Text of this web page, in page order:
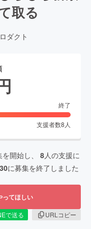
取る
ダクト
終了
支援者数8 人
開始し、 8人の支援に
に募集を終了しました
ってほしい
で送る
URLコピー